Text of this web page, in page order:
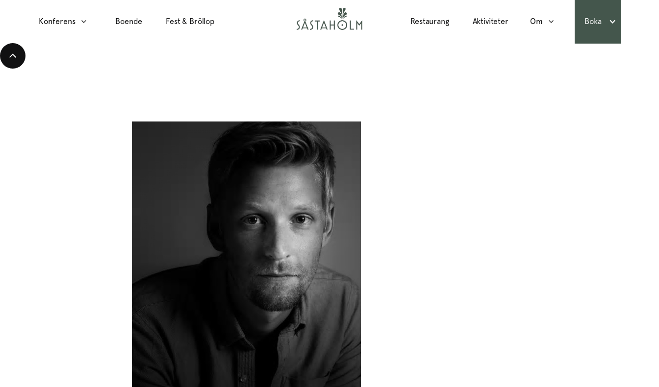
Konferens Boende Fest & Bröllop Restaurang Aktiviteter Om Boka